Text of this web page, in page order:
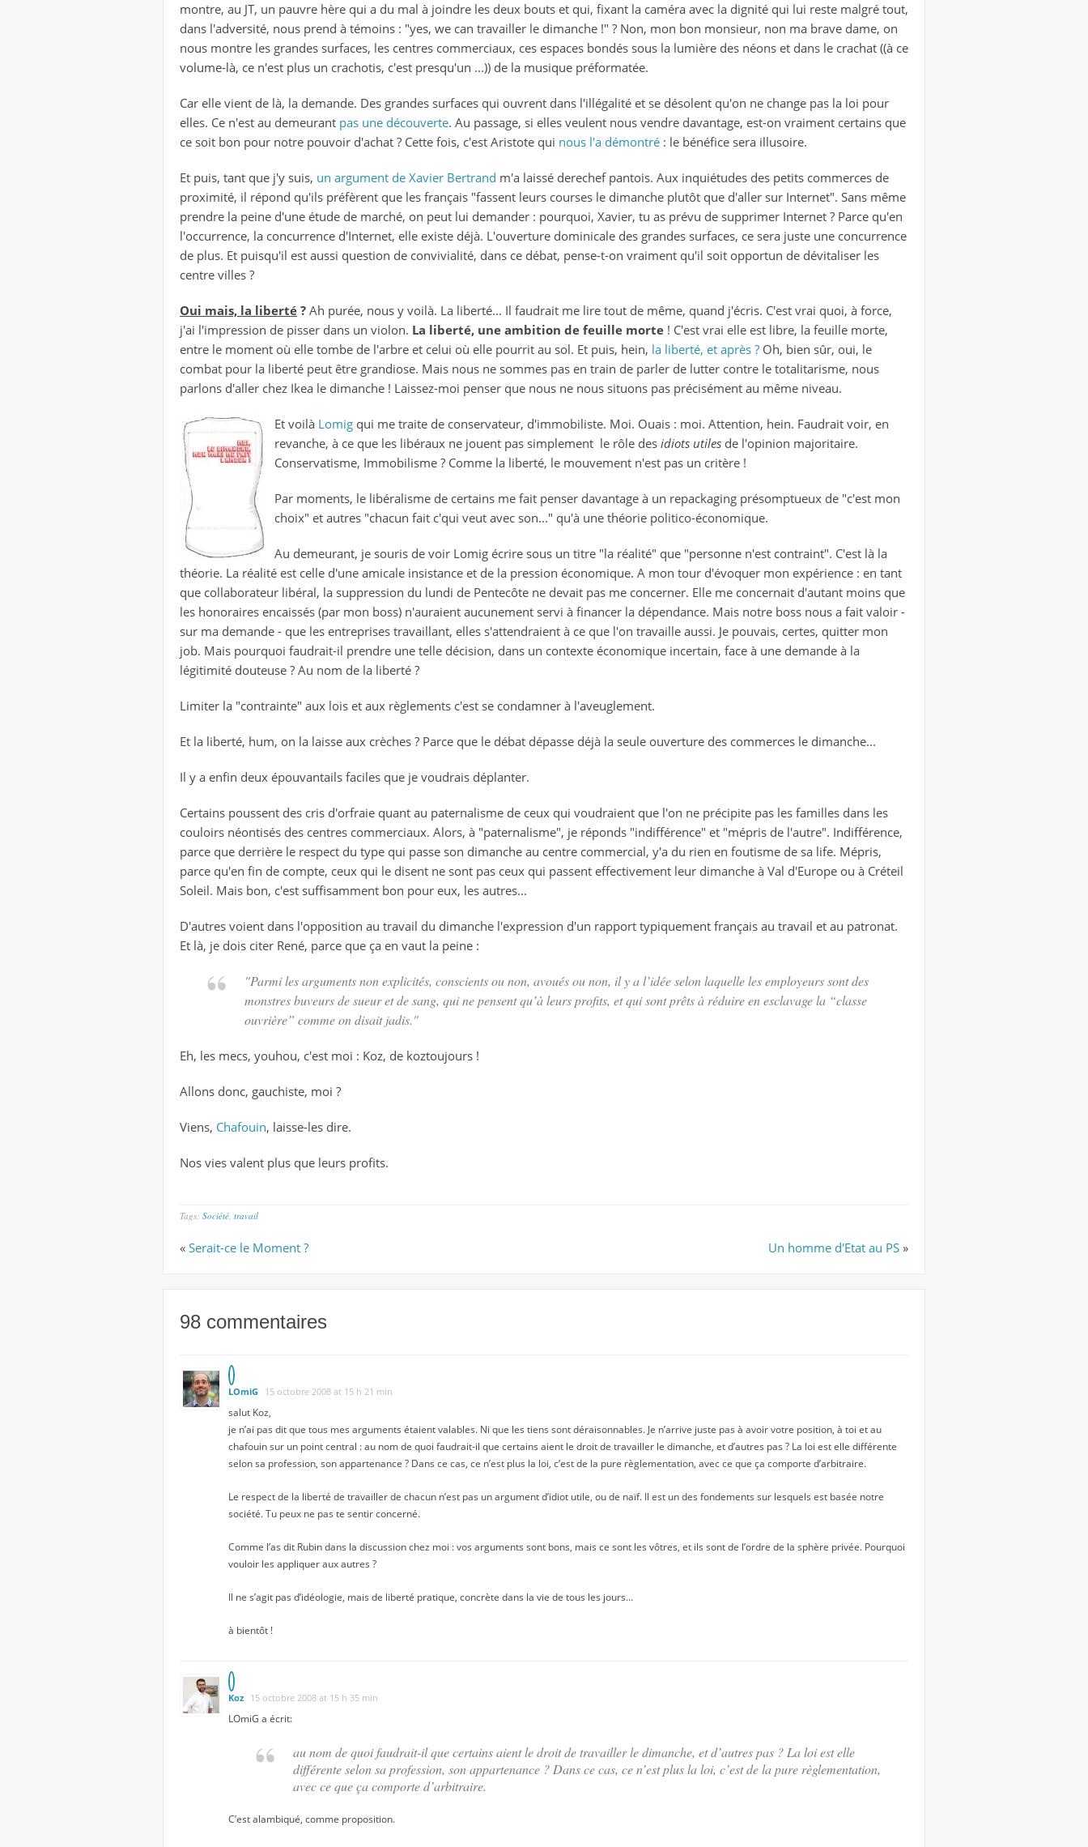
montre, au JT, un pauvre hère qui a du mal à joindre les deux bouts et qui, fixant la caméra avec la dignité qui lui reste malgré tout,
dans l'adversité, nous prend à témoins : "yes, we can travailler le dimanche !" ? Non, mon bon monsieur, non ma brave dame, on
nous montre les grandes surfaces, les centres commerciaux, ces espaces bondés sous la lumière des néons et dans le crachat ((à ce
volume-là, ce n'est plus un crachotis, c'est presqu'un ...)) de la musique préformatée.
Car elle vient de là, la demande. Des grandes surfaces qui ouvrent dans l'illégalité et se désolent qu'on ne change pas la loi pour
elles. Ce n'est au demeurant pas une découverte. Au passage, si elles veulent nous vendre davantage, est-on vraiment certains que
ce soit bon pour notre pouvoir d'achat ? Cette fois, c'est Aristote qui nous l'a démontré : le bénéfice sera illusoire.
Et puis, tant que j'y suis, un argument de Xavier Bertrand m'a laissé derechef pantois. Aux inquiétudes des petits commerces de
proximité, il répond qu'ils préfèrent que les français "fassent leurs courses le dimanche plutôt que d'aller sur Internet". Sans même
prendre la peine d'une étude de marché, on peut lui demander : pourquoi, Xavier, tu as prévu de supprimer Internet ? Parce qu'en
l'occurrence, la concurrence d'Internet, elle existe déjà. L'ouverture dominicale des grandes surfaces, ce sera juste une concurrence
de plus. Et puisqu'il est aussi question de convivialité, dans ce débat, pense-t-on vraiment qu'il soit opportun de dévitaliser les
centre villes ?
Oui mais, la liberté ? Ah purée, nous y voilà. La liberté... Il faudrait me lire tout de même, quand j'écris. C'est vrai quoi, à force,
j'ai l'impression de pisser dans un violon. La liberté, une ambition de feuille morte ! C'est vrai elle est libre, la feuille morte,
entre le moment où elle tombe de l'arbre et celui où elle pourrit au sol. Et puis, hein, la liberté, et après ? Oh, bien sûr, oui, le
combat pour la liberté peut être grandiose. Mais nous ne sommes pas en train de parler de lutter contre le totalitarisme, nous
parlons d'aller chez Ikea le dimanche ! Laissez-moi penser que nous ne nous situons pas précisément au même niveau.
Et voilà Lomig qui me traite de conservateur, d'immobiliste. Moi. Ouais : moi. Attention, hein. Faudrait voir, en
revanche, à ce que les libéraux ne jouent pas simplement le rôle des idiots utiles de l'opinion majoritaire.
Conservatisme, Immobilisme ? Comme la liberté, le mouvement n'est pas un critère !
Par moments, le libéralisme de certains me fait penser davantage à un repackaging présomptueux de "c'est mon
choix" et autres "chacun fait c'qui veut avec son..." qu'à une théorie politico-économique.
Au demeurant, je souris de voir Lomig écrire sous un titre "la réalité" que "personne n'est contraint". C'est là la
théorie. La réalité est celle d'une amicale insistance et de la pression économique. A mon tour d'évoquer mon expérience : en tant
que collaborateur libéral, la suppression du lundi de Pentecôte ne devait pas me concerner. Elle me concernait d'autant moins que
les honoraires encaissés (par mon boss) n'auraient aucunement servi à financer la dépendance. Mais notre boss nous a fait valoir -
sur ma demande - que les entreprises travaillant, elles s'attendraient à ce que l'on travaille aussi. Je pouvais, certes, quitter mon
job. Mais pourquoi faudrait-il prendre une telle décision, dans un contexte économique incertain, face à une demande à la
légitimité douteuse ? Au nom de la liberté ?
Limiter la "contrainte" aux lois et aux règlements c'est se condamner à l'aveuglement.
Et la liberté, hum, on la laisse aux crèches ? Parce que le débat dépasse déjà la seule ouverture des commerces le dimanche...
Il y a enfin deux épouvantails faciles que je voudrais déplanter.
Certains poussent des cris d'orfraie quant au paternalisme de ceux qui voudraient que l'on ne précipite pas les familles dans les
couloirs néontisés des centres commerciaux. Alors, à "paternalisme", je réponds "indifférence" et "mépris de l'autre". Indifférence,
parce que derrière le respect du type qui passe son dimanche au centre commercial, y'a du rien en foutisme de sa life. Mépris,
parce qu'en fin de compte, ceux qui le disent ne sont pas ceux qui passent effectivement leur dimanche à Val d'Europe ou à Créteil
Soleil. Mais bon, c'est suffisamment bon pour eux, les autres...
D'autres voient dans l'opposition au travail du dimanche l'expression d'un rapport typiquement français au travail et au patronat.
Et là, je dois citer René, parce que ça en vaut la peine :
"Parmi les arguments non explicités, conscients ou non, avoués ou non, il y a l’idée selon laquelle les employeurs sont des
monstres buveurs de sueur et de sang, qui ne pensent qu’à leurs profits, et qui sont prêts à réduire en esclavage la “classe
ouvrière” comme on disait jadis."
Eh, les mecs, youhou, c'est moi : Koz, de koztoujours !
Allons donc, gauchiste, moi ?
Viens, Chafouin, laisse-les dire.
Nos vies valent plus que leurs profits.
Tags: Société, travail
« Serait-ce le Moment ? Un homme d'Etat au PS »
98 commentaires
LOmiG 15 octobre 2008 at 15 h 21 min
salut Koz,
je n’ai pas dit que tous mes arguments étaient valables. Ni que les tiens sont déraisonnables. Je n’arrive juste pas à avoir votre position, à toi et au
chafouin sur un point central : au nom de quoi faudrait-il que certains aient le droit de travailler le dimanche, et d’autres pas ? La loi est elle différente
selon sa profession, son appartenance ? Dans ce cas, ce n’est plus la loi, c’est de la pure règlementation, avec ce que ça comporte d’arbitraire.
Le respect de la liberté de travailler de chacun n’est pas un argument d’idiot utile, ou de naïf. Il est un des fondements sur lesquels est basée notre
société. Tu peux ne pas te sentir concerné.
Comme l’as dit Rubin dans la discussion chez moi : vos arguments sont bons, mais ce sont les vôtres, et ils sont de l’ordre de la sphère privée. Pourquoi
vouloir les appliquer aux autres ?
Il ne s’agit pas d’idéologie, mais de liberté pratique, concrète dans la vie de tous les jours…
à bientôt !
Koz 15 octobre 2008 at 15 h 35 min
LOmiG a écrit:
au nom de quoi faudrait-il que certains aient le droit de travailler le dimanche, et d’autres pas ? La loi est elle
différente selon sa profession, son appartenance ? Dans ce cas, ce n’est plus la loi, c’est de la pure règlementation,
avec ce que ça comporte d’arbitraire.
C’est alambiqué, comme proposition.